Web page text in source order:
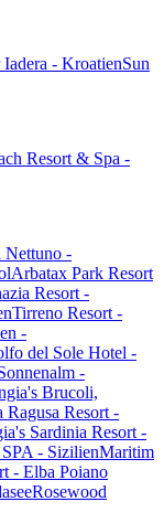
Iadera - KroatienSun
Resort & Spa -
Nettuno -
Arbatax Park Resort
Resort -
Tirreno Resort -
-
del Sole Hotel -
-
Brucoli,
Ragusa Resort -
Sardinia Resort -
- SizilienMaritim
- Elba Poiano
Rosewood